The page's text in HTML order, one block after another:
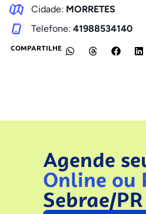
Cidade: MORRETES
Telefone: 41988534140
COMPARTILHE
Agende
Online ou
Sebrae/PR